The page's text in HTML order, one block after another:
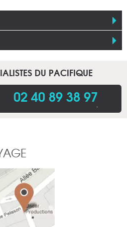
DU PACIFIQUE
02 40 89 38 97.